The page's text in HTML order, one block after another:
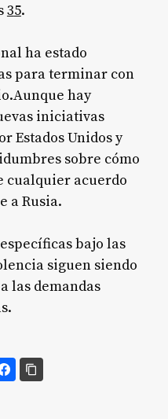
35.
ha estado
para terminar con
hay
iniciativas
Estados Unidos y
sobre cómo
cualquier acuerdo
a Rusia.
bajo las
siguen siendo
las demandas